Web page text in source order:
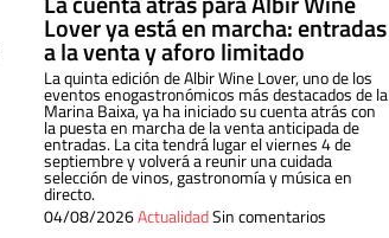
Lover ya está en marcha: entradas
a la venta y aforo limitado
La quinta edición de Albir Wine Lover, uno de los
eventos enogastronómicos más destacados de la
Marina Baixa, ya ha iniciado su cuenta atrás con
la puesta en marcha de la venta anticipada de
entradas. La cita tendrá lugar el viernes 4 de
septiembre y volverá a reunir una cuidada
selección de vinos, gastronomía y música en
directo.
04/08/2026ActualidadSin comentarios